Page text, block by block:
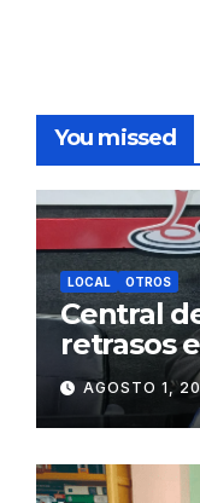
You missed
LOCAL OTROS
Central
retrasos
de Agua
Juliaca
AGOSTO 1,